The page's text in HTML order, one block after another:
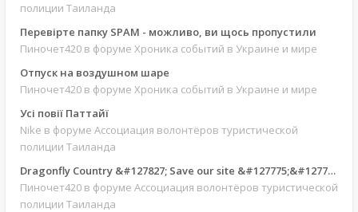
полиции Таиланда
Перевірте папку SPAM - можливо, ви щось пропустили
Пиночет420 в форуме Хроника событий в Украине и мире
Отпуск на воздушном шаре
Пиночет420 в форуме Хроника событий в Украине и мире
Усі повії Паттайї
Nike в форуме Ассоциация волонтёров туристической
полиции Таиланда
Dragonfly Country &#127827; Save our site &#127775;&#127769;
Пиночет420 в форуме Ассоциация волонтёров туристической
полиции Таиланда